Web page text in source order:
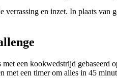
verrassing en inzet. In plaats van
een kookwedstrijd gebaseerd
met een timer om alles in 45